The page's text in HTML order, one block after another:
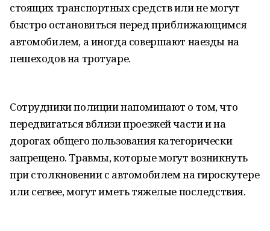
стоящих транспортных средств или не могут
быстро остановиться перед приближающимся
автомобилем, а иногда совершают наезды на
пешеходов на тротуаре.
Сотрудники полиции напоминают о том, что
передвигаться вблизи проезжей части и на
дорогах общего пользования категорически
запрещено. Травмы, которые могут возникнуть
при столкновении с автомобилем на гироскутере
или сегвее, могут иметь тяжелые последствия.